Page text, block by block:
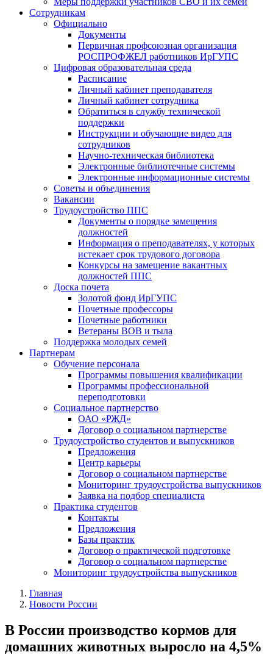
Сотрудникам
Официально
Документы
Первичная профсоюзная организация
РОСПРОФЖЕЛ работников ИрГУПС
Цифровая образовательная среда
Расписание
Личный кабинет преподавателя
Личный кабинет сотрудника
Обратиться в службу технической
поддержки
Инструкции и обучающие видео для
сотрудников
Научно-техническая библиотека
Электронные библиотечные системы
Электронные информационные системы
Советы и объединения
Вакансии
Трудоустройство ППС
Документы о порядке замещения
должностей
Информация о преподавателях, у которых
истекает срок трудового договора
Конкурсы на замещение вакантных
должностей ППС
Доска почета
Золотой фонд ИрГУПС
Почетные профессоры
Почетные работники
Ветераны ВОВ и тыла
Поддержка молодых семей
Партнерам
Обучение персонала
Программы повышения квалификации
Программы профессиональной
переподготовки
Социальное партнерство
ОАО «РЖД»
Договор о социальном партнерстве
Трудоустройство студентов и выпускников
Предложения
Центр карьеры
Договор о социальном партнерстве
Мониторинг трудоустройства выпускников
Заявка на подбор специалиста
Практика студентов
Контакты
Предложения
Базы практик
Договор о практической подготовке
Договор о социальном партнерстве
Мониторинг трудоустройства выпускников
Главная
Новости России
В России производство кормов для
домашних животных выросло на 4,5%